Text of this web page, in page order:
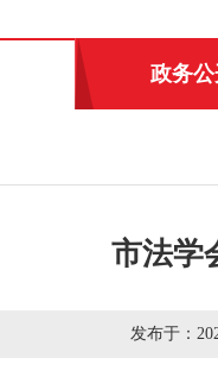
政务
市法学
发布于：